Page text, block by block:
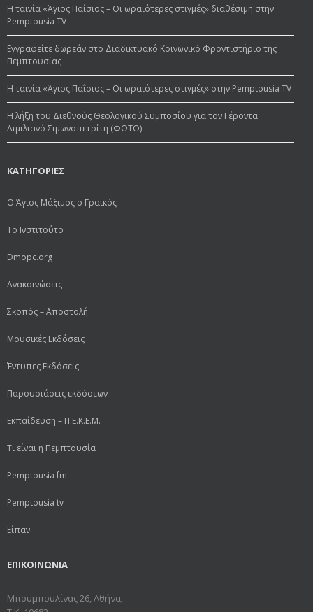
Η ταινία «Άγιος Παΐσιος – Οι ωραιότερες στιγμές» διαθέσιμη στην
Pemptousia TV
Εγγραφείτε δωρεάν στο Διαδικτυακό Κοινωνικό Φροντιστήριο της
Πεμπτουσίας
Η ταινία «Άγιος Παΐσιος – Οι ωραιότερες στιγμές» στην Pemptousia TV
Η λήξη του Διεθνούς Θεολογικού Συμποσίου για τον Γέροντα
Αιμιλιανό Σιμωνοπετρίτη (ΦΩΤΟ)
ΚΑΤΗΓΟΡΙΕΣ
Ο Άγιος Μάξιμος ο Γραικός
Το Ινστιτούτο
Dmopc.org
Ανακοινώσεις
Σκοπός – Αποστολή
Μουσικές Εκδόσεις
Έντυπες Εκδόσεις
Παρουσιάσεις εκδόσεων
Εκπαίδευση – Π.Ε.Κ.Ε.Μ.
Τι είναι η Πεμπτουσία
Pemptousia fm
Pemptousia tv
Είπαν
ΕΠΙΚΟΙΝΩΝΙΑ
Μπουμπουλίνας 26, Αθήνα,